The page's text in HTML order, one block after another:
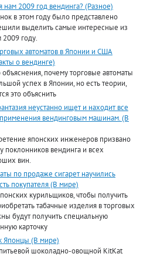
2009 год вендинга? (Разное)
в этом году было представлено
выделить самые интересные из
году.
автоматов в Японии и США
о вендинге)
почему торговые автоматы
успех в Японии, но есть теории,
это объяснить
неустанно ищет и находит все
вендинговым машинам. (В
японских инженеров призвано
поклонников вендинга и всех
вин.
по продаже сигарет научились
покупателя (В мире)
курильщиков, чтобы получить
табачные изделия в торговых
будут получить специальную
карточку
Японцы (В мире)
шоколадно-овощной KitKat